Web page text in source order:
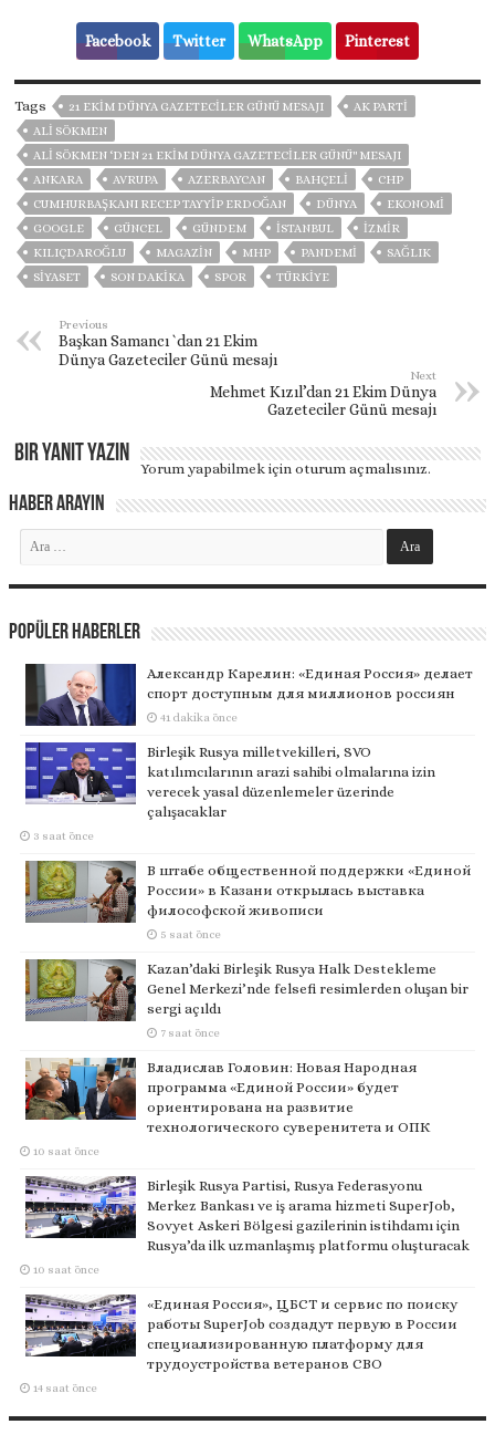
Facebook Twitter WhatsApp Pinterest
Tags 21 EKIM DÜNYA GAZETECILER GÜNÜ MESAJI
AK PARTİ
ALI SÖKMEN
ALI SÖKMEN ‘DEN 21 EKIM DÜNYA GAZETECILER GÜNÜ" MESAJI
ANKARA
AVRUPA AZERBAYCAN BAHÇELİ
CHP
CUMHURBAŞKANI RECEP TAYYIP ERDOĞAN
DÜNYA
EKONOMİ
GOOGLE
GÜNCEL GÜNDEM ISTANBUL
İZMIR
KILIÇDAROĞLU
MAGAZİN MHP PANDEMİ
SAĞLIK
SİYASET
SON DAKIKA SPOR TÜRKİYE
Previous
Başkan Samancı `dan 21 Ekim
Dünya Gazeteciler Günü mesajı
Next
Mehmet Kızıl’dan 21 Ekim Dünya
Gazeteciler Günü mesajı
Bir yanıt yazın
Yorum yapabilmek içinoturum açmalısınız.
Haber Arayın
Popüler Haberler
Александр Карелин: «Единая Россия» делает
спорт доступным для миллионов россиян
41 dakika önce
Birleşik Rusya milletvekilleri, SVO
katılımcılarının arazi sahibi olmalarına izin
verecek yasal düzenlemeler üzerinde
çalışacaklar
3 saat önce
В штабе общественной поддержки «Единой
России» в Казани открылась выставка
философской живописи
5 saat önce
Kazan’daki Birleşik Rusya Halk Destekleme
Genel Merkezi’nde felsefi resimlerden oluşan bir
sergi açıldı
7 saat önce
Владислав Головин: Новая Народная
программа «Единой России» будет
ориентирована на развитие
технологического суверенитета и ОПК
10 saat önce
Birleşik Rusya Partisi, Rusya Federasyonu
Merkez Bankası ve iş arama hizmeti SuperJob,
Sovyet Askeri Bölgesi gazilerinin istihdamı için
Rusya’da ilk uzmanlaşmış platformu oluşturacak
10 saat önce
«Единая Россия», ЦБСТ и сервис по поиску
работы SuperJob создадут первую в России
специализированную платформу для
трудоустройства ветеранов СВО
14 saat önce